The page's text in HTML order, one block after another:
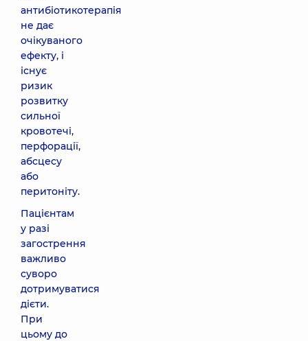
антибіотикотерапія
не дає
очікуваного
ефекту, і
існує
ризик
розвитку
сильної
кровотечі,
перфорації,
абсцесу
або
перитоніту.
Пацієнтам
у разі
загострення
важливо
суворо
дотримуватися
дієти.
При
цьому до